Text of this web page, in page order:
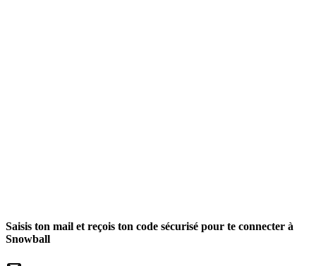
Saisis ton mail et reçois ton code sécurisé pour te connecter à
Snowball